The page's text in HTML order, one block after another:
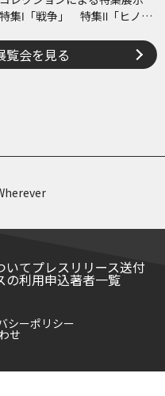
特集Ⅰ「戦争」 特集Ⅱ「ヒノマ
覧会を見る
いてプレスリリース送付
の利用申込著者一覧
シーポリシー
せ